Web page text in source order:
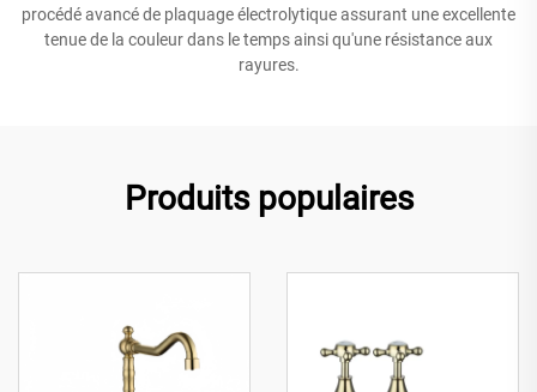
procédé avancé de plaquage électrolytique assurant une excellente
tenue de la couleur dans le temps ainsi qu'une résistance aux
rayures.
Produits populaires